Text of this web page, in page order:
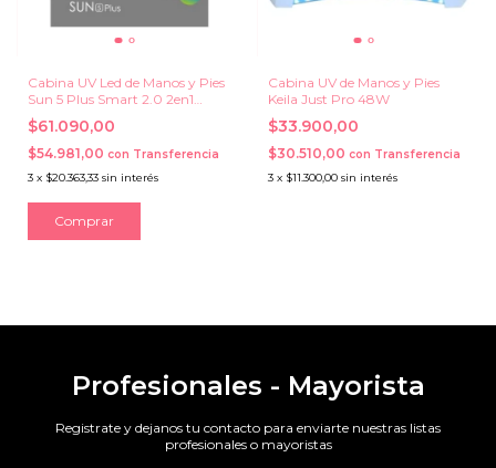
Cabina UV Led de Manos y Pies
Sun 5 Plus Smart 2.0 2en1
48W
$61.090,00
$54.981,00 con Transferencia
3 x $20.363,33 sin interés
Cabina UV de Manos y Pies
Keila Just Pro 48W
$33.900,00
$30.510,00 con Transferencia
3 x $11.300,00 sin interés
Profesionales - Mayorista
Registrate y dejanos tu contacto para enviarte nuestras listas
profesionales o mayoristas